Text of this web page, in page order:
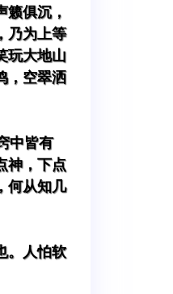
俱沉，
乃为上等
玩大地山
，空翠洒
中皆有
神，下点
何从知几
。人怕软